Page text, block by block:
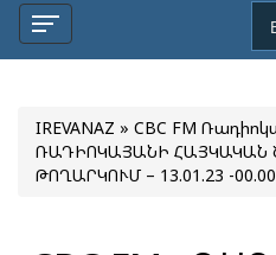
IREVANAZ » CBC FM
ՌԱԴԻՈԿԱՅԱՆԻ ՀԱՅԿԱԿԱՆ
ԹՈՂԱՐԿՈՒՄ – 13.01.23 -00.00